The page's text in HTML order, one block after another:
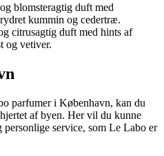
blomsteragtig duft med
kummin og cedertræ.
citrusagtig duft med hints af
og vetiver.
parfumer i København, kan du
af byen. Her vil du kunne
service, som Le Labo er